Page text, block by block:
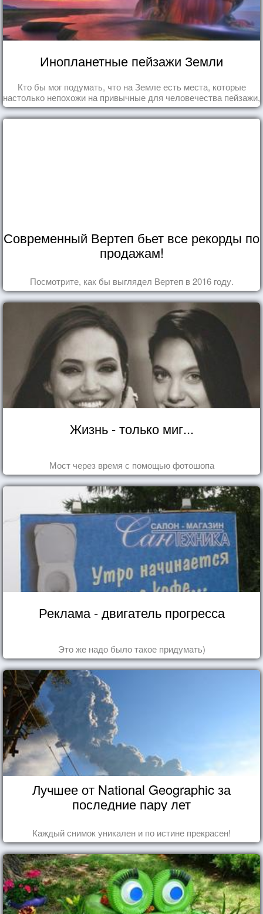
Инопланетные пейзажи Земли
Кто бы мог подумать, что на Земле есть места, которые
настолько непохожи на привычные для человечества пейзажи,
что кажутся и вовсе инопланетными!
Современный Вертеп бьет все рекорды по
продажам!
Посмотрите, как бы выглядел Вертеп в 2016 году.
Жизнь - только миг...
Мост через время с помощью фотошопа
Реклама - двигатель прогресса
Это же надо было такое придумать)
Лучшее от National Geographic за
последние пару лет
Каждый снимок уникален и по истине прекрасен!